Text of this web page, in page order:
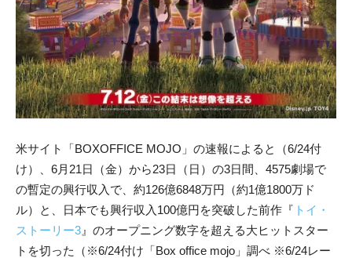
米サイト「BOXOFFICE MOJO」の速報によると（6/24付
け）、6月21日（金）から23日（日）の3日間、4575劇場で
の暫定の興行収入で、約126億6848万円（約1億1800万ド
ル）と、日本でも興行収入100億円を突破した前作『 トイ・
ストーリー3 』のオープニング数字を超える大ヒットスター
トを切った（※6/24付け「Box office mojo」調べ ※6/24レー